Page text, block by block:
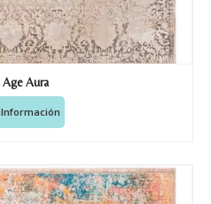
Age Aura